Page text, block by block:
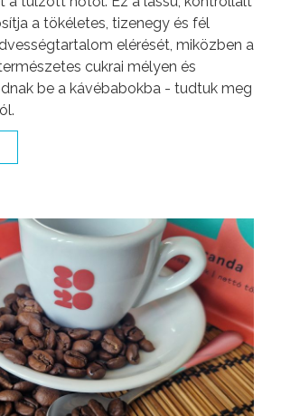
a tökéletes, tizenegy és fél
elérését, miközben a
cukrai mélyen és
be a kávébabokba - tudtuk meg